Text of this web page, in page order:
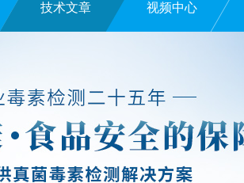
技术文章 视频中心